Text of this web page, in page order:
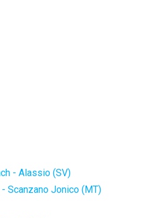
- Alassio (SV)
Scanzano Jonico (MT)